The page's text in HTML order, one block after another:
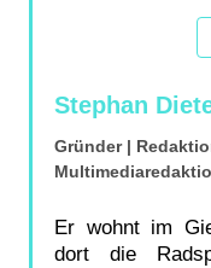
Stephan
Gründer |
Er wohnt im
dort die